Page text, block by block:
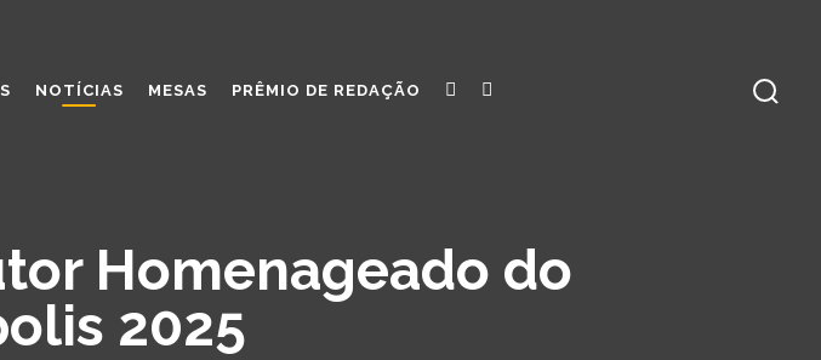
NOTÍCIAS MESAS PRÊMIO DE REDAÇÃO YOUTUBE
Homenageado do
2025